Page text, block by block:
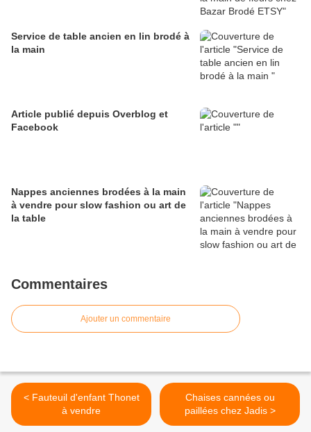
Service de table ancien en lin brodé à
la main
Article publié depuis Overblog et
Facebook
Nappes anciennes brodées à la main
à vendre pour slow fashion ou art de
la table
Commentaires
Ajouter un commentaire
< Fauteuil d'enfant Thonet
à vendre
Chaises cannées ou
paillées chez Jadis >